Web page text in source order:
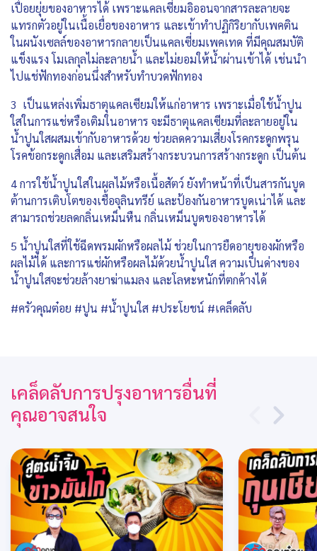
เปื่อยยุ่ยของอาหารได้ เพราะแคลเซี่ยมอิออนจากสารละลายจะ
แทรกตัวอยู่ในเนื้อเยื่อของอาหาร และเข้าทำปฏิกิริยากับเพคติน
ในผนังเซลล์ของอาหารกลายเป็นแคลเซี่ยมเพคเทด ที่มีคุณสมบัติ
แข็งแรง โมเลกุลไม่ละลายนํ้า และไม่ยอมให้นํ้าผ่านเข้าได้ เช่นนำ
ไปแช่ฟักทองก่อนนึ่งสำหรับทำบวดฟักทอง
3 เป็นแหล่งเพิ่มธาตุแคลเซียมให้แก่อาหาร เพราะเมื่อใช้น้ำปูน
ใสในการแช่หรือเติมในอาหาร จะมีธาตุแคลเซียมที่ละลายอยู่ใน
น้ำปูนใสผสมเข้ากับอาหารด้วย ช่วยลดความเสี่ยงโรคกระดูกพรุน
โรคข้อกระดูกเสื่อม และเสริมสร้างกระบวนการสร้างกระดูก เป็นต้น
4 การใช้นํ้าปูนใสในผลไม้หรือเนื้อสัตว์ ยังทำหน้าที่เป็นสารกันบูด
ต้านการเติบโตของเชื้อจุลินทรีย์ และป้องกันอาหารบูดเน่าได้ และ
สามารถช่วยลดกลิ่นเหม็นหืน กลิ่นเหม็นบูดของอาหารได้
5 น้ำปูนใสที่ใช้ฉีดพรมผักหรือผลไม้ ช่วยในการยืดอายุของผักหรือ
ผลไม้ได้ และการแช่ผักหรือผลไม้ด้วยน้ำปูนใส ความเป็นด่างของ
น้ำปูนใสจะช่วยล้างยาฆ่าแมลง และโลหะหนักที่ตกค้างได้
#ครัวคุณต๋อย #ปูน #น้ำปูนใส #ประโยชน์ #เคล็ดลับ
เคล็ดลับการปรุงอาหารอื่นที่
คุณอาจสนใจ